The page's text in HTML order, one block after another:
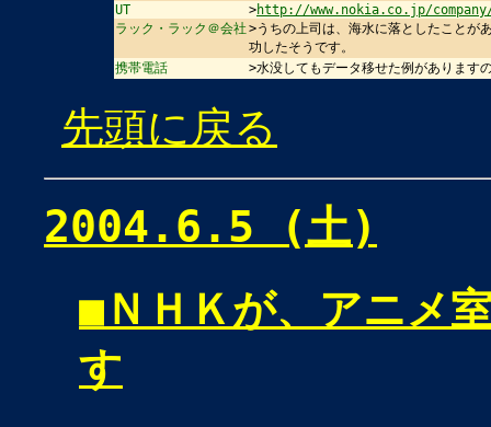
UT
>http://www.nokia.co.jp/
ラック・ラック＠会社 >うちの上司は、海水に落としたことが
功したそうです。
携帯電話
>水没してもデータ移せた例があります
先頭に戻る
2004.6.5 (土)
■ ＮＨＫが、アニメ
す